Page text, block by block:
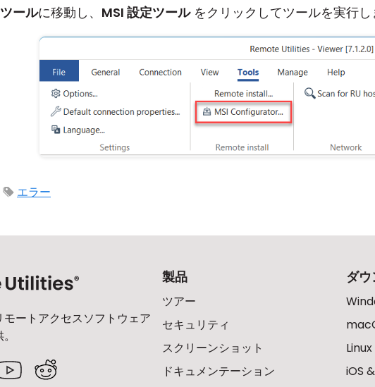
ツールに移動し、 MSI 設定ツールをクリックしてツールを実行し
エラー
ートアクセスソフトウェア
製品
ツアー
セキュリティ
スクリーンショット
ドキュメンテーション
ダ
Linux
iOS